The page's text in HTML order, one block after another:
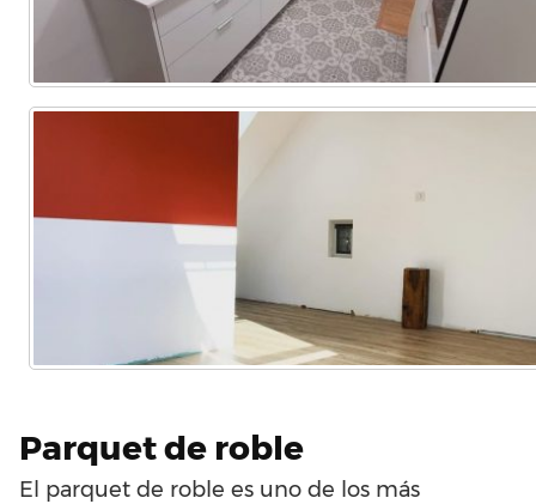
Parquet de roble
El parquet de roble es uno de los más